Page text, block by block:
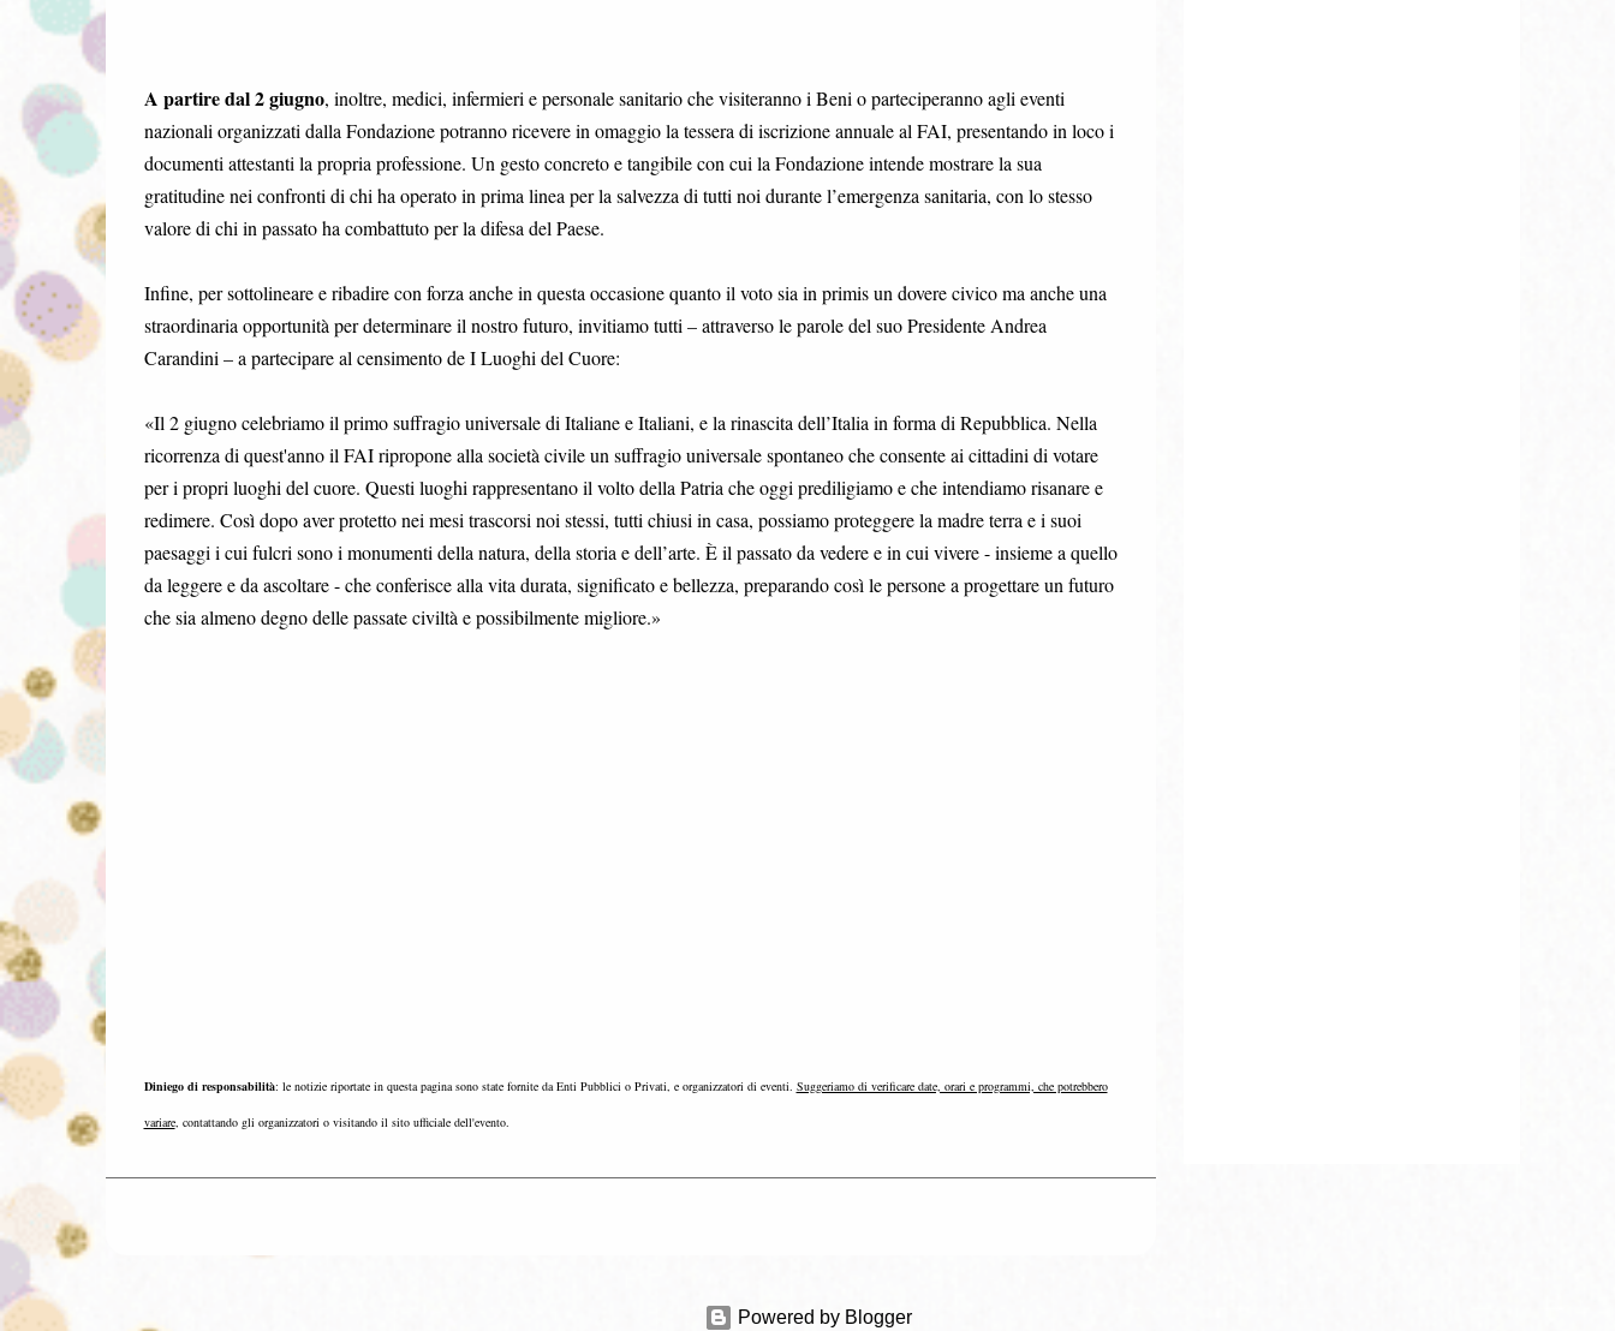
A partire dal 2 giugno, inoltre, medici, infermieri e personale sanitario che visiteranno i Beni o parteciperanno agli eventi
nazionali organizzati dalla Fondazione potranno ricevere in omaggio la tessera di iscrizione annuale al FAI, presentando in loco i
documenti attestanti la propria professione. Un gesto concreto e tangibile con cui la Fondazione intende mostrare la sua
gratitudine nei confronti di chi ha operato in prima linea per la salvezza di tutti noi durante l’emergenza sanitaria, con lo stesso
valore di chi in passato ha combattuto per la difesa del Paese.
Infine, per sottolineare e ribadire con forza anche in questa occasione quanto il voto sia in primis un dovere civico ma anche una
straordinaria opportunità per determinare il nostro futuro, invitiamo tutti – attraverso le parole del suo Presidente Andrea
Carandini – a partecipare al censimento de I Luoghi del Cuore:
«Il 2 giugno celebriamo il primo suffragio universale di Italiane e Italiani, e la rinascita dell’Italia in forma di Repubblica. Nella
ricorrenza di quest'anno il FAI ripropone alla società civile un suffragio universale spontaneo che consente ai cittadini di votare
per i propri luoghi del cuore. Questi luoghi rappresentano il volto della Patria che oggi prediligiamo e che intendiamo risanare e
redimere. Così dopo aver protetto nei mesi trascorsi noi stessi, tutti chiusi in casa, possiamo proteggere la madre terra e i suoi
paesaggi i cui fulcri sono i monumenti della natura, della storia e dell’arte. È il passato da vedere e in cui vivere - insieme a quello
da leggere e da ascoltare - che conferisce alla vita durata, significato e bellezza, preparando così le persone a progettare un futuro
che sia almeno degno delle passate civiltà e possibilmente migliore.»
Diniego di responsabilità: le notizie riportate in questa pagina sono state fornite da Enti Pubblici o Privati, e organizzatori di eventi. Suggeriamo di verificare date, orari e programmi, che potrebbero
variare, contattando gli organizzatori o visitando il sito ufficiale dell'evento.
Powered by Blogger